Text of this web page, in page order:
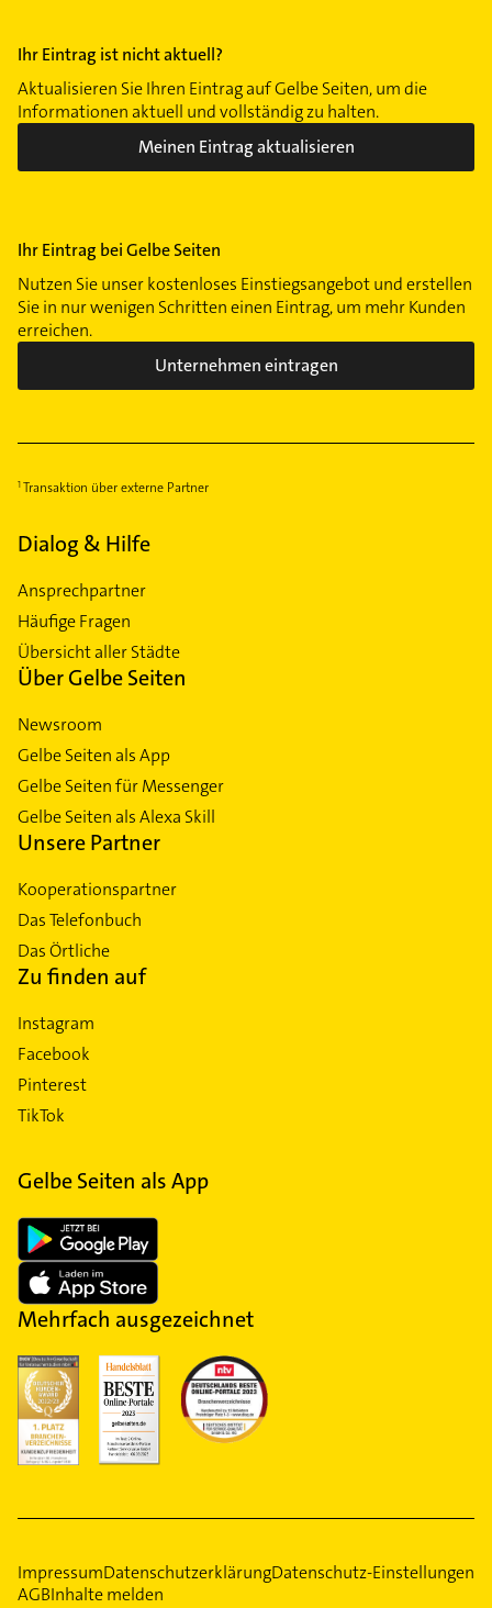
Ihr Eintrag ist nicht aktuell?
Aktualisieren Sie Ihren Eintrag auf Gelbe Seiten, um die
Informationen aktuell und vollständig zu halten.
Meinen Eintrag aktualisieren
Ihr Eintrag bei Gelbe Seiten
Nutzen Sie unser kostenloses Einstiegsangebot und erstellen
Sie in nur wenigen Schritten einen Eintrag, um mehr Kunden
erreichen.
Unternehmen eintragen
Transaktion über externe Partner
Dialog & Hilfe
Ansprechpartner
Häufige Fragen
Übersicht aller Städte
Über Gelbe Seiten
Newsroom
Gelbe Seiten als App
Gelbe Seiten für Messenger
Gelbe Seiten als Alexa Skill
Unsere Partner
Kooperationspartner
Das Telefonbuch
Das Örtliche
Zu finden auf
Instagram
Facebook
Pinterest
TikTok
Gelbe Seiten als App
Mehrfach ausgezeichnet
ImpressumDatenschutzerklärungDatenschutz-Einstellungen
AGBInhalte melden